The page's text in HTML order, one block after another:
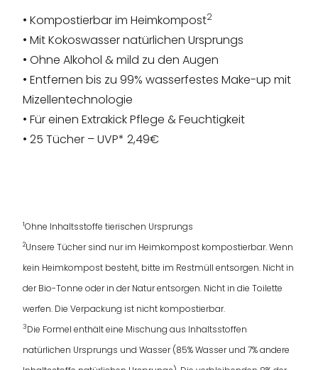
• Kompostierbar im Heimkompost2
• Mit Kokoswasser natürlichen Ursprungs
• Ohne Alkohol & mild zu den Augen
• Entfernen bis zu 99% wasserfestes Make-up mit
Mizellentechnologie
• Für einen Extrakick Pflege & Feuchtigkeit
• 25 Tücher – UVP* 2,49€
1Ohne Inhaltsstoffe tierischen Ursprungs
2Unsere Tücher sind nur im Heimkompost kompostierbar. Wenn
kein Heimkompost besteht, bitte im Restmüll entsorgen. Nicht in
der Bio-Tonne oder in der Natur entsorgen. Nicht in die Toilette
werfen. Die Verpackung ist nicht kompostierbar.
3Die Formel enthält eine Mischung aus Inhaltsstoffen
natürlichen Ursprungs und Wasser (85% Wasser und 7% andere